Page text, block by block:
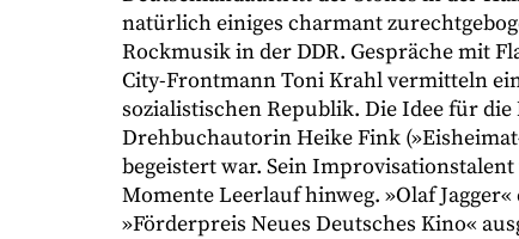
natürlich einiges charmant
Rockmusik in der DDR. Gespräche mit
City-Frontmann Toni Krahl vermitteln
sozialistischen Republik. Die Idee für
Drehbuchautorin Heike Fink
begeistert war. Sein
Momente Leerlauf hinweg. »Olaf
»Förderpreis Neues Deutsches Kino«